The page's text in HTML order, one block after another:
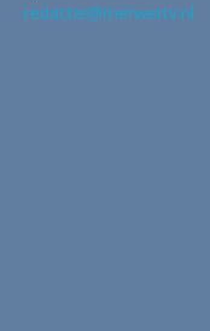
redactie@merwertv.nl